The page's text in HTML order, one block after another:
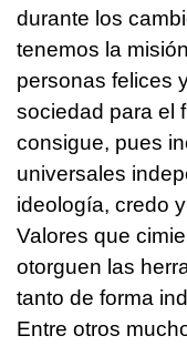
durante los
tenemos la
personas felices
sociedad para el
consigue, pues
universales
ideología, credo
Valores que
otorguen las
tanto de forma
Entre otros